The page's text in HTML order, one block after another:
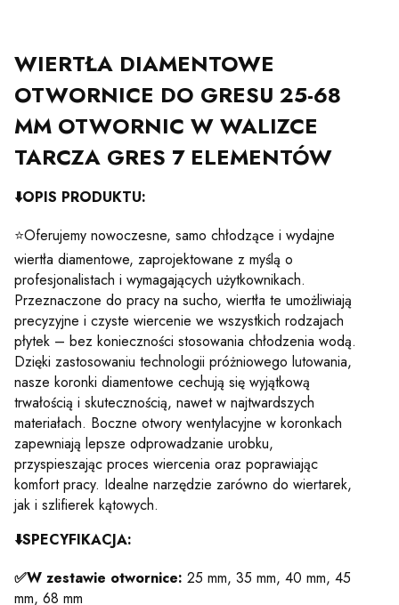
WIERTŁA DIAMENTOWE
OTWORNICE DO GRESU 25-68
MM OTWORNIC W WALIZCE
TARCZA GRES 7 ELEMENTÓW
⬇️OPIS PRODUKTU:
⭐Oferujemy nowoczesne, samo chłodzące i wydajne
wiertła diamentowe, zaprojektowane z myślą o
profesjonalistach i wymagających użytkownikach.
Przeznaczone do pracy na sucho, wiertła te umożliwiają
precyzyjne i czyste wiercenie we wszystkich rodzajach
płytek – bez konieczności stosowania chłodzenia wodą.
Dzięki zastosowaniu technologii próżniowego lutowania,
nasze koronki diamentowe cechują się wyjątkową
trwałością i skutecznością, nawet w najtwardszych
materiałach. Boczne otwory wentylacyjne w koronkach
zapewniają lepsze odprowadzanie urobku,
przyspieszając proces wiercenia oraz poprawiając
komfort pracy. Idealne narzędzie zarówno do wiertarek,
jak i szlifierek kątowych.
⬇️SPECYFIKACJA:
✅W zestawie otwornice: 25 mm, 35 mm, 40 mm, 45
mm, 68 mm